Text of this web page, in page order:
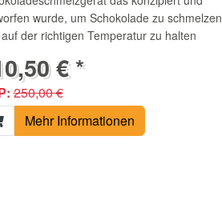
wurde, um Schokolade zu schmelzen
der richtigen Temperatur zu halten
€ *
250,00 €
Mehr Informationen